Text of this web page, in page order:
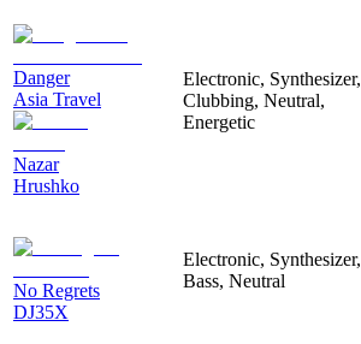
Danger
Asia Travel
Nazar
Hrushko
Electronic, Synthesizer,
Clubbing, Neutral,
Energetic
No Regrets
DJ35X
Electronic, Synthesizer,
Bass, Neutral